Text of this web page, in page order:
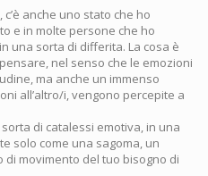
anche uno stato che ho
e in molte persone che ho
una sorta di differita. La cosa è
nel senso che le emozioni
ma anche un immenso
all’altro/i, vengono percepite a
di catalessi emotiva, in una
solo come una sagoma, un
movimento del tuo bisogno di